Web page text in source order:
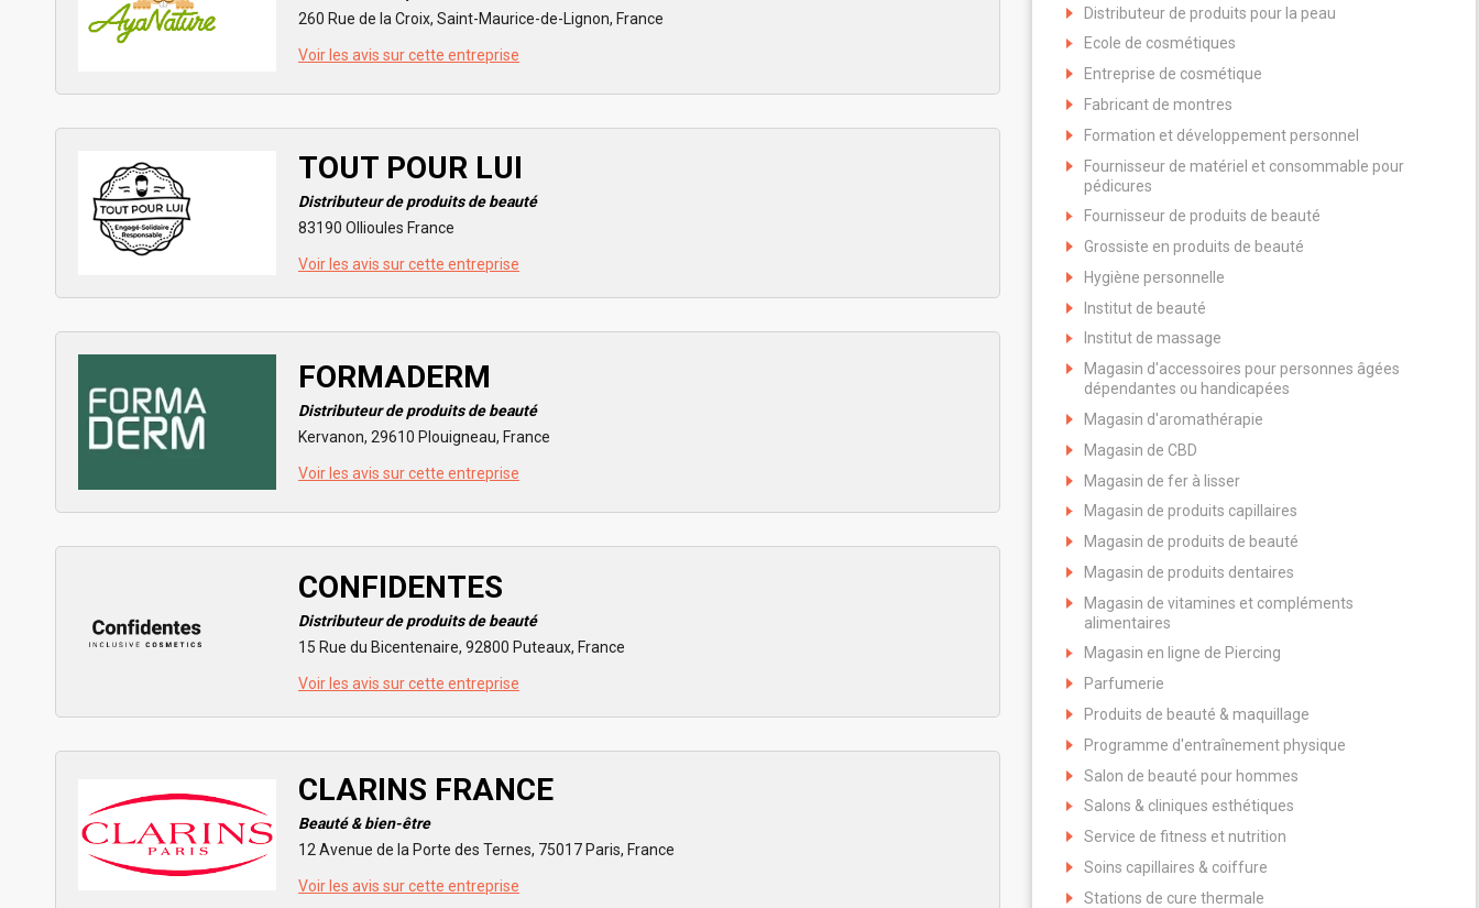
260 Rue de la Croix, Saint-Maurice-de-Lignon, France
Voir les avis sur cette entreprise
TOUT POUR LUI
Distributeur de produits de beauté
83190 Ollioules France
Voir les avis sur cette entreprise
FORMADERM
Distributeur de produits de beauté
Kervanon, 29610 Plouigneau, France
Voir les avis sur cette entreprise
CONFIDENTES
Distributeur de produits de beauté
15 Rue du Bicentenaire, 92800 Puteaux, France
Voir les avis sur cette entreprise
CLARINS FRANCE
Beauté & bien-être
12 Avenue de la Porte des Ternes, 75017 Paris, France
Voir les avis sur cette entreprise
Distributeur de produits pour la peau
Ecole de cosmétiques
Entreprise de cosmétique
Fabricant de montres
Formation et développement personnel
Fournisseur de matériel et consommable pour
pédicures
Fournisseur de produits de beauté
Grossiste en produits de beauté
Hygiène personnelle
Institut de beauté
Institut de massage
Magasin d'accessoires pour personnes âgées
dépendantes ou handicapées
Magasin d'aromathérapie
Magasin de CBD
Magasin de fer à lisser
Magasin de produits capillaires
Magasin de produits de beauté
Magasin de produits dentaires
Magasin de vitamines et compléments
alimentaires
Magasin en ligne de Piercing
Parfumerie
Produits de beauté & maquillage
Programme d'entraînement physique
Salon de beauté pour hommes
Salons & cliniques esthétiques
Service de fitness et nutrition
Soins capillaires & coiffure
Stations de cure thermale